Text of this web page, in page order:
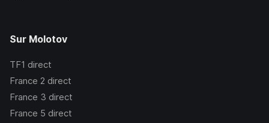
Sur Molotov
TF1 direct
France 2 direct
France 3 direct
France 5 direct